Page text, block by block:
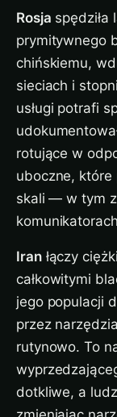
Rosja spędziła
prymitywnego
chińskiemu,
sieciach i
usługi potrafi
rotujące w
uboczne,
skali — w tym
Iranłączy
całkowitymi
jego populacji
przez
rutynowo. To
dotkliwe, a